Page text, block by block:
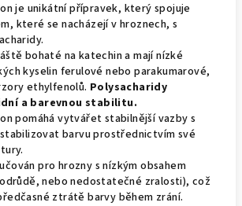
je unikátní přípravek, který spojuje
které se nacházejí v hroznech, s
bohaté na katechin a mají nízké
kyselin ferulové nebo parakumarové,
ethylfenolů. Polysacharidy
a barevnou stabilitu.
pomáhá vytvářet stabilnější vazby s
barvu prostřednictvím své
pro hrozny s nízkým obsahem
nebo nedostatečné zralosti), což
ztrátě barvy během zrání.